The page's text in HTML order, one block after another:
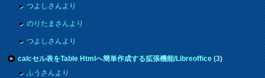
つよしさんより
のりたまさんより
つよしさんより
calcセル表をTable Htmlへ簡単作成する拡張機能/Libreoffice(3)
ふうさんより